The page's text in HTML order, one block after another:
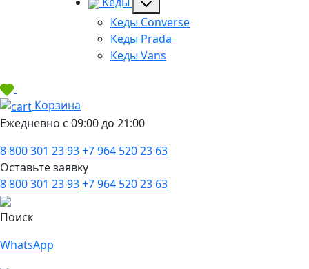
Кеды Converse
Кеды Prada
Кеды Vans
Корзина
Ежедневно с 09:00 до 21:00
8 800 301 23 93+7 964 520 23 63
Оставьте заявку
8 800 301 23 93+7 964 520 23 63
Поиск
WhatsApp